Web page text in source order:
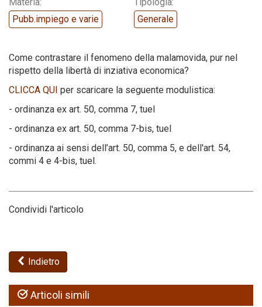
Codice della strada
Pubb.impiego e varie
Generale
Come contrastare il fenomeno della malamovida, pur nel
rispetto della libertà di inziativa economica?
CLICCA QUI per scaricare la seguente modulistica:
- ordinanza ex art. 50, comma 7, tuel
- ordinanza ex art. 50, comma 7-bis, tuel
- ordinanza ai sensi dell’art. 50, comma 5, e dell'art. 54,
commi 4 e 4-bis, tuel.
Condividi l'articolo
Indietro
Articoli simili